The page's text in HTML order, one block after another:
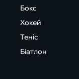
Бокс
Хокей
Теніс
Біатлон